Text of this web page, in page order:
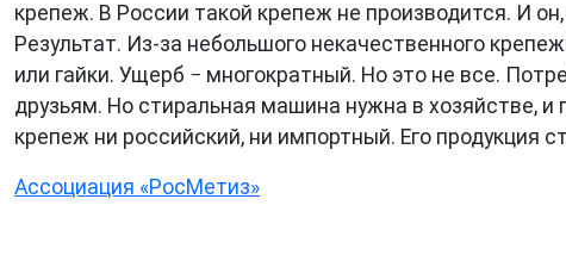
крепеж. В России такой крепеж не производится. И
Результат. Из-за небольшого некачественного
или гайки. Ущерб − многократный. Но это не все.
друзьям. Но стиральная машина нужна в хозяйстве,
крепеж ни российский, ни импортный. Его продукция
Ассоциация «РосМетиз»